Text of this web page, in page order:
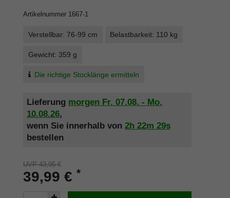
Artikelnummer 1667-1
Verstellbar: 76-99 cm Belastbarkeit: 110 kg
Gewicht: 359 g
Die richtige Stocklänge ermitteln
Lieferung morgen Fr. 07.08. - Mo.
10.08.26,
wenn Sie innerhalb von 2h 22m 29s
bestellen
UVP 43,95 €
39,99 € *